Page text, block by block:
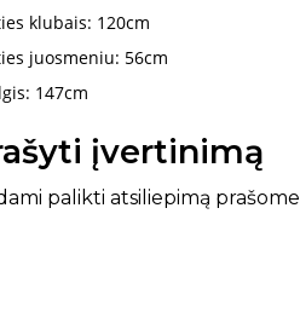
klubais: 120cm
juosmeniu: 56cm
147cm
įvertinimą
palikti atsiliepimą prašome